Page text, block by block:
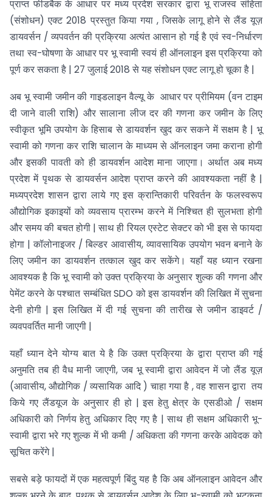
प्राप्त फीडबैक के आधार पर मध्य प्रदेश सरकार द्वारा भू राजस्व संहिता
(संशोधन) एक्ट 2018 प्रस्तुत किया गया , जिसके लागू होने से लैंड यूज़
डायवर्सन / व्यपवर्तन की प्रक्रिया अत्यंत आसान हो गई है एवं स्व-निर्धारण
तथा स्व-घोषणा के आधार पर भू स्वामी स्वयं ही ऑनलाइन इस प्रक्रिया को
पूर्ण कर सकता है | 27 जुलाई 2018 से यह संशोधन एक्ट लागू हो चूका है |
अब भू स्वामी जमीन की गाइडलाइन वैल्यू के आधार पर प्रीमियम (वन टाइम
दी जाने वाली राशि) और सालाना लीज दर की गणना कर जमीन के लिए
स्वीकृत भूमि उपयोग के हिसाब से डायवर्शन खुद कर सकने में सक्षम है | भू
स्वामी को गणना कर राशि चालान के माध्यम से ऑनलाइन जमा कराना होगी
और इसकी पावती को ही डायवर्शन आदेश माना जाएगा। अर्थात अब मध्य
प्रदेश में पृथक से डायवर्सन आदेश प्राप्त करने की आवश्यकता नहीं है |
मध्यप्रदेश शासन द्वारा लाये गए इस क्रान्तिकारी परिवर्तन के फलस्वरूप
औद्योगिक इकाइयों को व्यवसाय प्रारम्भ करने में निश्चित ही सुलभता होगी
और समय की बचत होगी | साथ ही रियल एस्टेट सेक्टर को भी इस से फायदा
होगा | कॉलोनाइजर / बिल्डर आवासीय, व्यावसायिक उपयोग भवन बनाने के
लिए जमीन का डायवर्शन तत्काल खुद कर सकेंगे। यहाँ यह ध्यान रखना
आवश्यक है कि भू स्वामी को उक्त प्रक्रिया के अनुसार शुल्क की गणना और
पेमेंट करने के पश्चात सम्बंधित SDO को इस डायवर्शन की लिखित में सुचना
देनी होगी | इस लिखित में दी गई सुचना की तारीख से जमीन डाइवर्ट /
व्यवपवर्तित मानी जाएगी |
यहाँ ध्यान देने योग्य बात ये है कि उक्त प्रक्रिया के द्वारा प्राप्त की गई
अनुमति तब ही वैध मानी जाएगी, जब भू स्वामी द्वारा आवेदन में जो लैंड यूज़
(आवासीय, औद्योगिक / व्यसायिक आदि ) चाहा गया है , वह शासन द्वारा तय
किये गए लैंडयूज के अनुसार ही हो | इस हेतु क्षेत्र के एसडीओ / सक्षम
अधिकारी को निर्णय हेतु अधिकार दिए गए है | साथ ही सक्षम अधिकारी भू-
स्वामी द्वारा भरे गए शुल्क में भी कमी / अधिकता की गणना करके आवेदक को
सूचित करेंगे |
सबसे बड़े फायदों में एक महत्वपूर्ण बिंदु यह है कि अब ऑनलाइन आवेदन और